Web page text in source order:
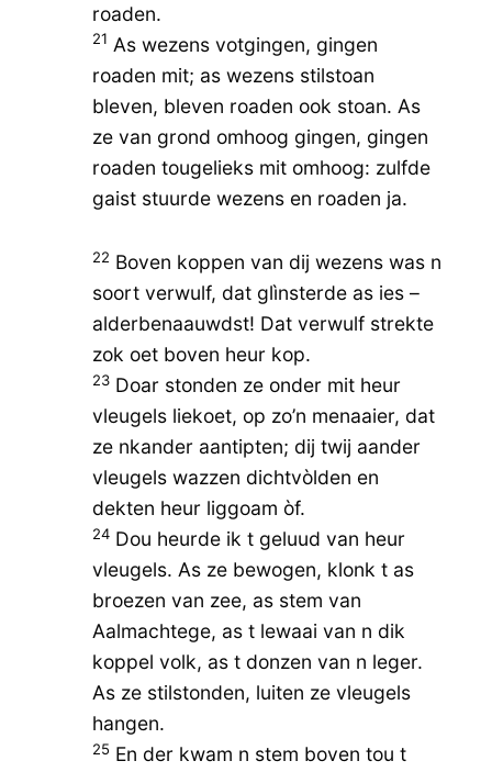
roaden.
21 As wezens votgingen, gingen
roaden mit; as wezens stilstoan
bleven, bleven roaden ook stoan. As
ze van grond omhoog gingen, gingen
roaden tougelieks mit omhoog: zulfde
gaist stuurde wezens en roaden ja.
22 Boven koppen van dij wezens was n
soort verwulf, dat glìnsterde as ies –
alderbenaauwdst! Dat verwulf strekte
zok oet boven heur kop.
23Doar stonden ze onder mit heur
vleugels liekoet, op zo’n menaaier, dat
ze nkander aantipten; dij twij aander
vleugels wazzen dichtvòlden en
dekten heur liggoam òf.
24Dou heurde ik t geluud van heur
vleugels. As ze bewogen, klonk t as
broezen van zee, as stem van
Aalmachtege, as t lewaai van n dik
koppel volk, as t donzen van n leger.
As ze stilstonden, luiten ze vleugels
hangen.
25 En der kwam n stem boven tou t